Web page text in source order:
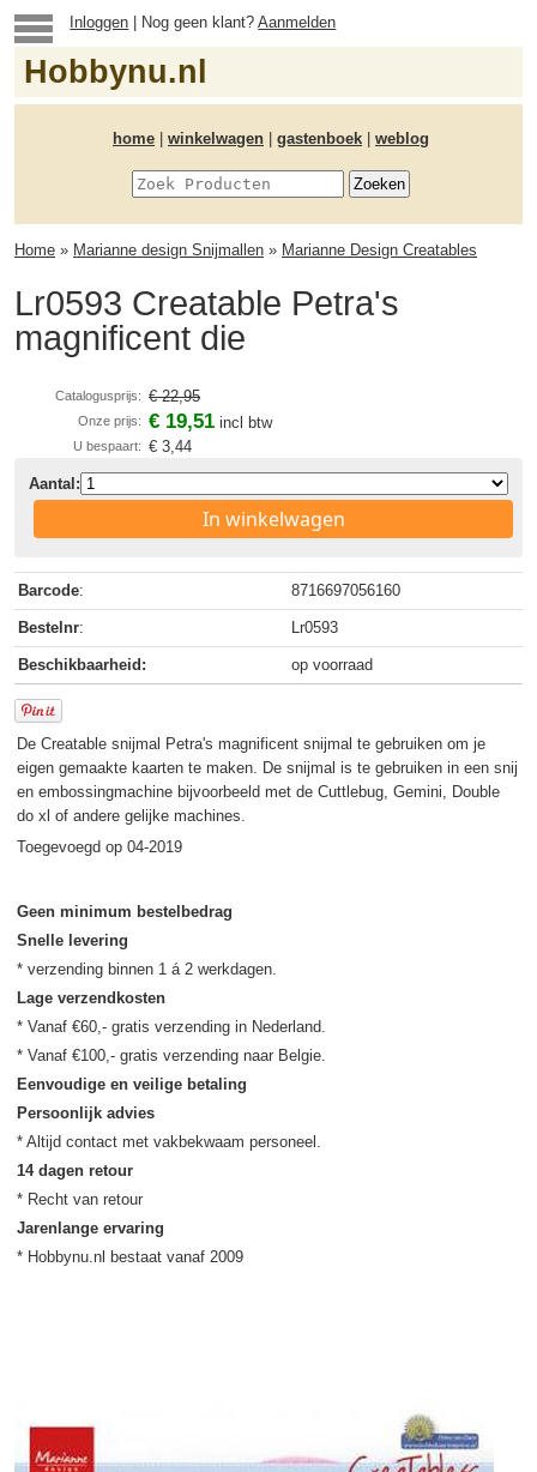
Inloggen | Nog geen klant?Aanmelden
Hobbynu.nl
home winkelwagen gastenboek weblog
Home » Marianne design Snijmallen » Marianne Design Creatables
Lr0593 Creatable Petra's
magnificent die
Catalogusprijs: € 22,95
Onze prijs: € 19,51 incl btw
U bespaart: € 3,44
Aantal:
In winkelwagen
Barcode: 8716697056160
Bestelnr: Lr0593
Beschikbaarheid: op voorraad
De Creatable snijmal Petra's magnificent snijmal te gebruiken om je
eigen gemaakte kaarten te maken. De snijmal is te gebruiken in een snij
en embossingmachine bijvoorbeeld met de Cuttlebug, Gemini, Double
do xl of andere gelijke machines.
Toegevoegd op 04-2019
Geen minimum bestelbedrag
Snelle levering
Lage verzendkosten
* Vanaf €60,- gratis verzending in Nederland.
Eenvoudige en veilige betaling
Persoonlijk advies
14 dagen retour
Jarenlange ervaring
* Hobbynu.nl bestaat vanaf 2009